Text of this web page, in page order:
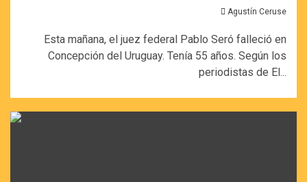
Agustín Ceruse
Esta mañana, el juez federal Pablo Seró falleció en
Concepción del Uruguay. Tenía 55 años. Según los
periodistas de El...